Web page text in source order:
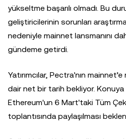
yükseltme başarılı olmadı. Bu
geliştiricilerinin sorunları
nedeniyle mainnet lansmanını
gündeme getirdi.
Yatırımcılar, Pectra'nın
dair net bir tarih bekliyor.
Ethereum'un 6 Mart'taki Tüm
toplantısında paylaşılması